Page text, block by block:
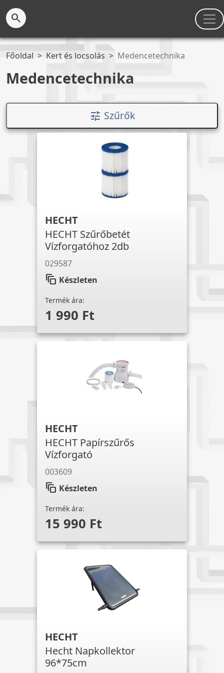
search
Főoldal Kert és locsolás Medencetechnika
Medencetechnika
tune Szűrők
HECHT
HECHT Szűrőbetét
Vízforgatóhoz 2db
029587
auto_awesome_motion Készleten
Termék ára:
1 990 Ft
HECHT
HECHT Papírszűrős
Vízforgató
003609
auto_awesome_motion Készleten
Termék ára:
15 990 Ft
HECHT
Hecht Napkollektor
96*75cm